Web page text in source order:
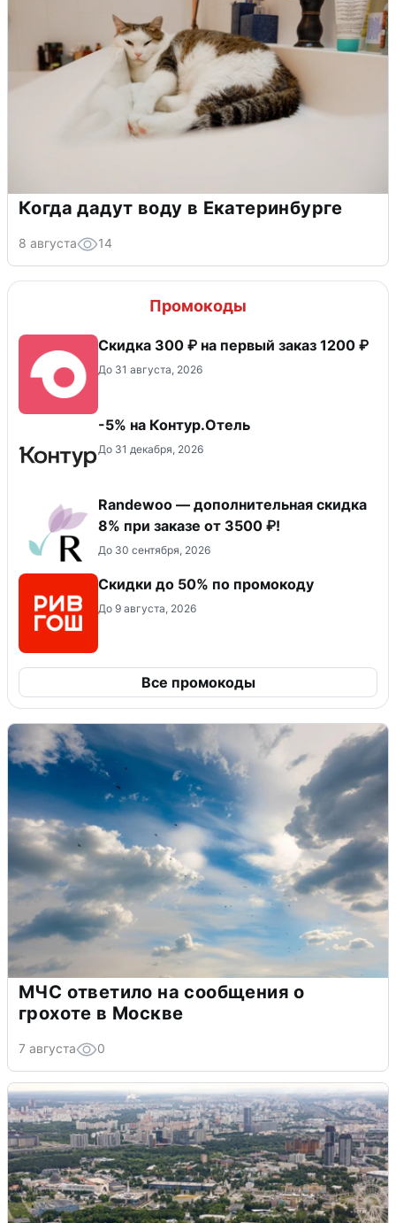
Когда дадут воду в Екатеринбурге
8 августа 14
Промокоды
Скидка 300 ₽ на первый заказ 1200 ₽
До 31 августа, 2026
-5% на Контур.Отель
До 31 декабря, 2026
Randewoo — дополнительная скидка
8% при заказе от 3500 ₽!
До 30 сентября, 2026
Скидки до 50% по промокоду
До 9 августа, 2026
Все промокоды
МЧС ответило на сообщения о
грохоте в Москве
7 августа 0